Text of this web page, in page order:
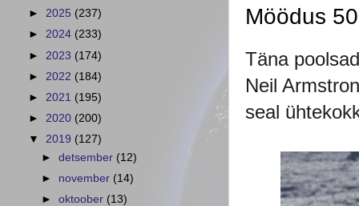
Möödus
Täna
Neil
seal
► 2025 (237)
► 2024 (233)
► 2023 (174)
► 2022 (184)
► 2021 (195)
► 2020 (200)
▼ 2019 (127)
►detsember (12)
► november (14)
►oktoober (13)